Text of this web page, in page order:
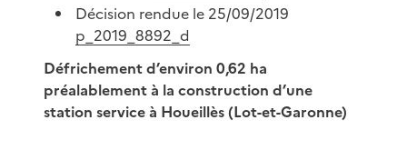
Décision rendue le 25/09/2019
p_2019_8892_d
Défrichement d’environ 0,62 ha
préalablement à la construction d’une
station service à Houeillès (Lot-et-Garonne)